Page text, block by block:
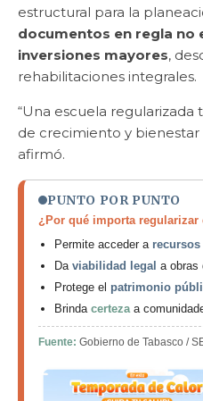
estructural para la
documentos en regla no
inversiones mayores,
rehabilitaciones integrales.
“Una escuela
de crecimiento y bienestar
afirmó.
PUNTO POR PUNTO
¿Por qué importa regularizar
Permite acceder a recursos
Da viabilidad legal a obras
Protege el patrimonio
Brinda certeza a
Fuente: Gobierno de Tabasco /